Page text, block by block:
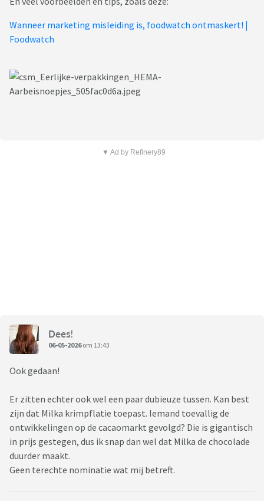
Wanneer marketing misleiding is, foodwatch ontmaskert! |
Foodwatch
▼ Ad by Refinery89
Dees!
06-05-2026om 13:43
Ook gedaan!
Er zitten echter ook wel een paar dubieuze tussen. Kan best
zijn dat Milka krimpflatie toepast. Iemand toevallig de
ontwikkelingen op de cacaomarkt gevolgd? Die is gigantisch
in prijs gestegen, dus ik snap dan wel dat Milka de chocolade
duurder maakt.
Geen terechte nominatie wat mij betreft.